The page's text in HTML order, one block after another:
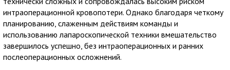
интраоперационной кровопотери. Однако благодаря четкому
планированию, слаженным действиям команды и
использованию лапароскопической техники вмешательство
завершилось успешно, без интраоперационных и ранних
послеоперационных осложнений.